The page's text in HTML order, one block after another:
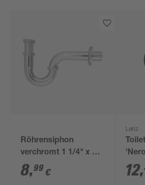
Röhrensiphon
verchromt 1 1/4" x 32
mm
8,99 €
Lenz
12,